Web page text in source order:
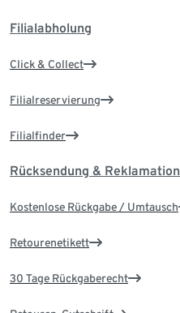
Filialabholung
Click & Collect
Filialreservierung
Filialfinder
Rücksendung & Reklamation
Kostenlose Rückgabe / Umtausch
Retourenetikett
30 Tage Rückgaberecht